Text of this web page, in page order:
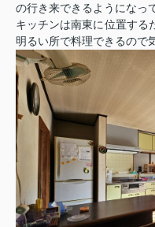
の行き来できるようになっ
キッチンは南東に位置する
明るい所で料理できるので